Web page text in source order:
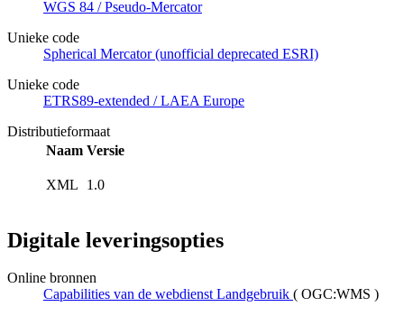
WGS 84 / Pseudo-Mercator
Unieke code
Spherical Mercator (unofficial deprecated ESRI)
Unieke code
ETRS89-extended / LAEA Europe
Distributieformaat
Naam Versie
XML 1.0
Digitale leveringsopties
Online bronnen
Capabilities van de webdienst Landgebruik ( OGC:WMS )